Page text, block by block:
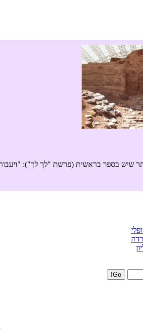
שיש בספר בראשית (פרשת "לך לך"):